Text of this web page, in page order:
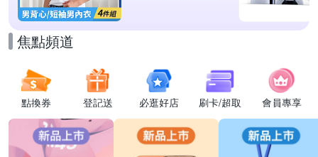
焦點頻道
點換券 登記送 必逛好店 刷卡/超取 會員專享